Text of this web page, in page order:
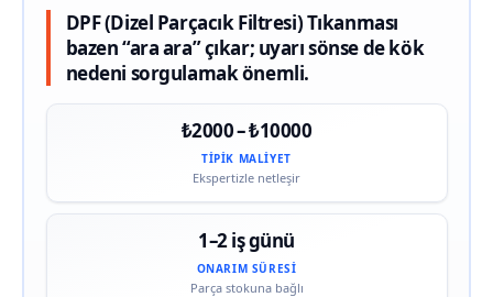
DPF (Dizel Parçacık Filtresi) Tıkanması
bazen “ara ara” çıkar; uyarı sönse de kök
nedeni sorgulamak önemli.
₺2000 – ₺10000
TIPIK MALIYET
Ekspertizle netleşir
1–2 iş günü
ONARIM SÜRESI
Parça stokuna bağlı